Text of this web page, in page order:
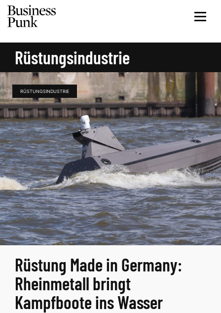
Rüstungsindustrie
RÜSTUNGSINDUSTRIE
Rüstung Made in Germany:
Rheinmetall bringt
Kampfboote ins Wasser